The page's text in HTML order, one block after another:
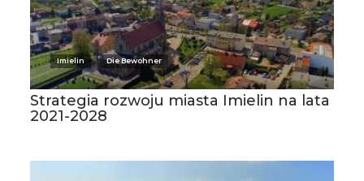
Imielin Die Bewohner
Strategia rozwoju miasta Imielin na lata
2021-2028